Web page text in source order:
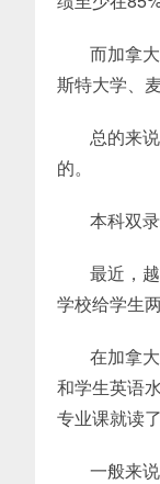
而加拿
斯特大学、
总的来
的。
本科双
最近，
学校给学生
在加拿
和学生英语
专业课就读了
一般来